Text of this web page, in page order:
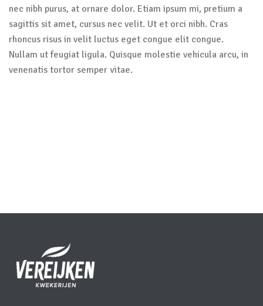
nec nibh purus, at ornare dolor. Etiam ipsum mi, pretium a
sagittis sit amet, cursus nec velit. Ut et orci nibh. Cras
rhoncus risus in velit luctus eget congue elit congue.
Nullam ut feugiat ligula. Quisque molestie vehicula arcu, in
venenatis tortor semper vitae.